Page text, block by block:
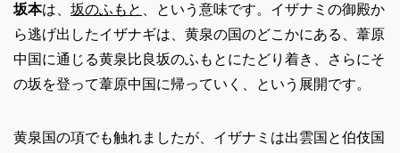
坂本は、 坂のふもと
、という意味です。イザナミの御殿か
ら逃げ出したイザナギは、黄泉の国のどこかにある、葦原
中国に通じる黄泉比良坂のふもとにたどり着き、さらにそ
の坂を登って葦原中国に帰っていく、という展開です。
黄泉国の項でも触れましたが、イザナミは出雲国と伯伎国